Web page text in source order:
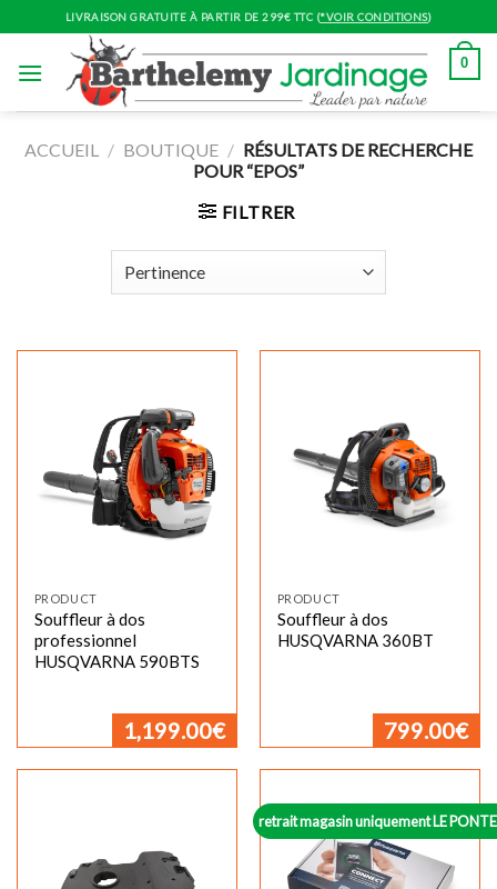
to
LIVRAISON GRATUITE À PARTIR DE 299€ TTC (*VOIR CONDITIONS)
0
ACCUEIL / BOUTIQUE / RÉSULTATS DE RECHERCHE
POUR “EPOS”
FILTRER
PRODUCT
Souffleur à dos
professionnel
HUSQVARNA 590BTS
1,199.00€
PRODUCT
Souffleur à dos
HUSQVARNA 360BT
799.00€
retrait magasin uniquement LE